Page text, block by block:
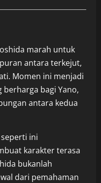
marah untuk
antara terkejut,
Momen ini menjadi
bagi Yano,
antara kedua
ini
karakter terasa
bukanlah
dari pemahaman